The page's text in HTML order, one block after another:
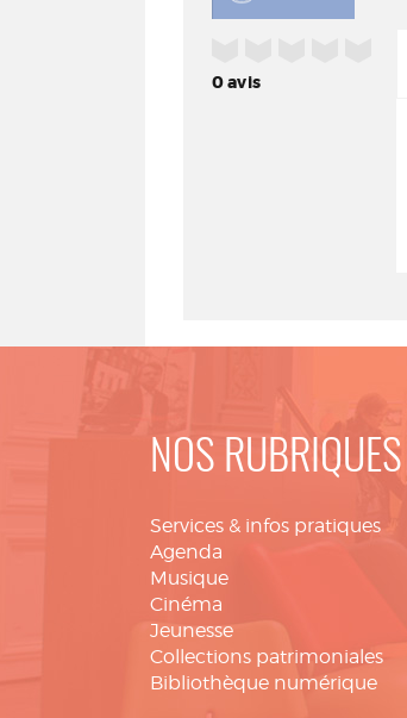
0avis
NOS RUBRIQUES
Services & infos pratiques
Agenda
Musique
Cinéma
Jeunesse
Collections patrimoniales
Bibliothèque numérique